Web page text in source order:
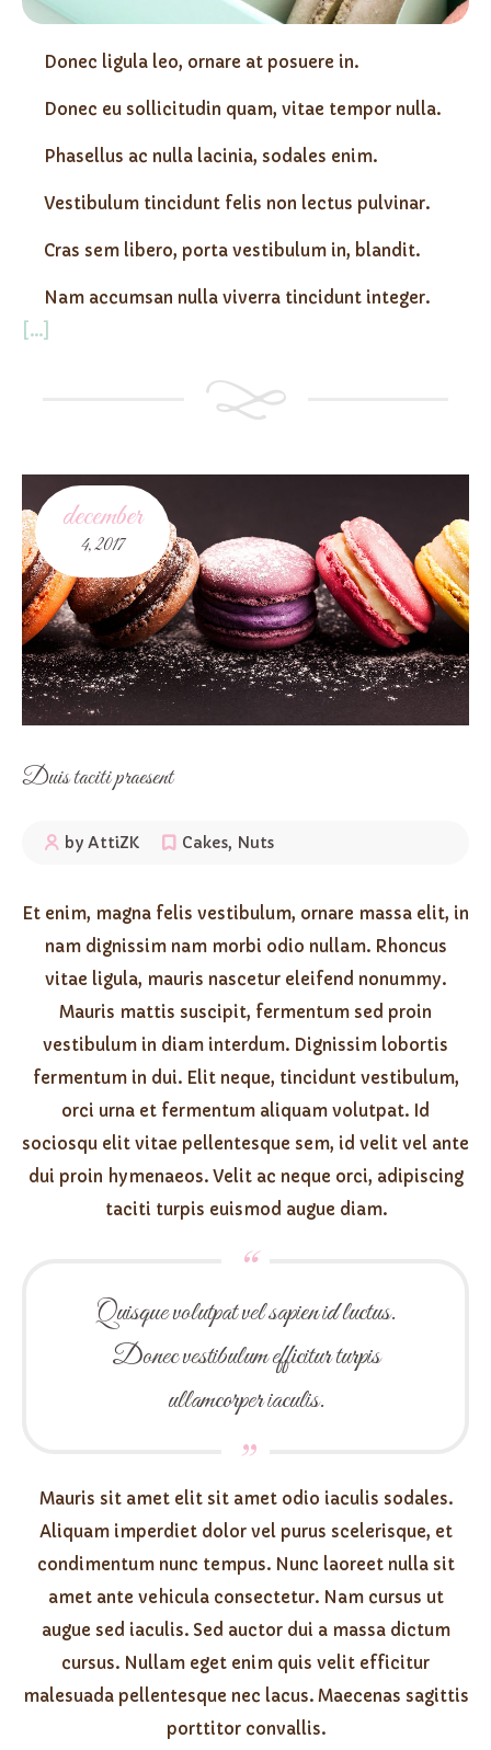
Donec ligula leo, ornare at posuere in.
Donec eu sollicitudin quam, vitae tempor nulla.
Phasellus ac nulla lacinia, sodales enim.
Vestibulum tincidunt felis non lectus pulvinar.
Cras sem libero, porta vestibulum in, blandit.
Nam accumsan nulla viverra tincidunt integer.
[...]
december
4,2017
Duis taciti praesent
by AttiZK Cakes, Nuts
Et enim, magna felis vestibulum, ornare massa elit, in
nam dignissim nam morbi odio nullam. Rhoncus
vitae ligula, mauris nascetur eleifend nonummy.
Mauris mattis suscipit, fermentum sed proin
vestibulum in diam interdum. Dignissim lobortis
fermentum in dui. Elit neque, tincidunt vestibulum,
orci urna et fermentum aliquam volutpat. Id
sociosqu elit vitae pellentesque sem, id velit vel ante
dui proin hymenaeos. Velit ac neque orci, adipiscing
taciti turpis euismod augue diam.
Quisque volutpat vel sapien id luctus.
Donec vestibulum efficitur turpis
ullamcorper iaculis.
Mauris sit amet elit sit amet odio iaculis sodales.
Aliquam imperdiet dolor vel purus scelerisque, et
condimentum nunc tempus. Nunc laoreet nulla sit
amet ante vehicula consectetur. Nam cursus ut
augue sed iaculis. Sed auctor dui a massa dictum
cursus. Nullam eget enim quis velit efficitur
malesuada pellentesque nec lacus. Maecenas sagittis
porttitor convallis.